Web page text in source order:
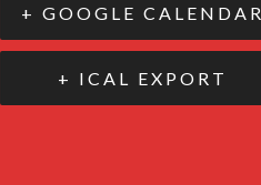
+ GOOGLE CALENDAR
+ ICAL EXPORT